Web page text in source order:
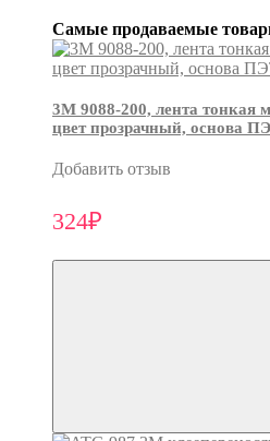
Самые продаваемые
3М 9088-200, лента тонкая
цвет прозрачный, основа
Добавить отзыв
324₽